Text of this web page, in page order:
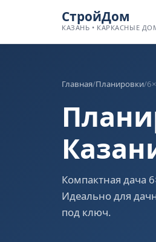
СтройДом
КАЗАНЬ • КАРКАСНЫЕ
Главная/Планировки/
Компактная дача
Идеально для
под ключ.